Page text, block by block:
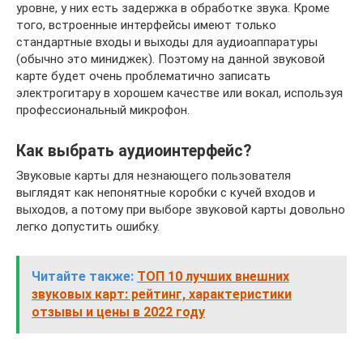
уровне, у них есть задержка в обработке звука. Кроме
того, встроенные интерфейсы имеют только
стандартные входы и выходы для аудиоаппаратуры
(обычно это миниджек). Поэтому на данной звуковой
карте будет очень проблематично записать
электрогитару в хорошем качестве или вокал, используя
профессиональный микрофон.
Как выбрать аудиоинтерфейс?
Звуковые карты для незнающего пользователя
выглядят как непонятные коробки с кучей входов и
выходов, а потому при выборе звуковой карты довольно
легко допустить ошибку.
Читайте также: ТОП 10 лучших внешних
звуковых карт: рейтинг, характеристики
отзывы и цены в 2022 году